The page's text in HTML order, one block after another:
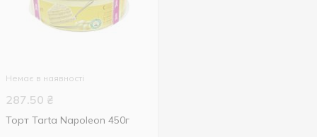
Немає в наявності
287.50 ₴
Торт Tarta Napoleon 450г